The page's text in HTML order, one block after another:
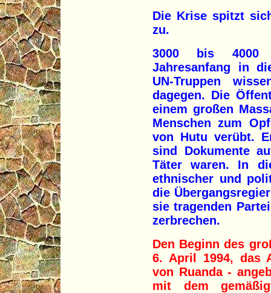
Die Krise spitzt
zu.
3000 bis 4000
Jahresanfang in
UN-Truppen
dagegen. Die
einem großen
Menschen zum
von Hutu verübt.
sind Dokumente
Täter waren. In
ethnischer und
die
sie tragenden
zerbrechen.
Den Beginn des
6. April 1994, das
von Ruanda -
mit dem